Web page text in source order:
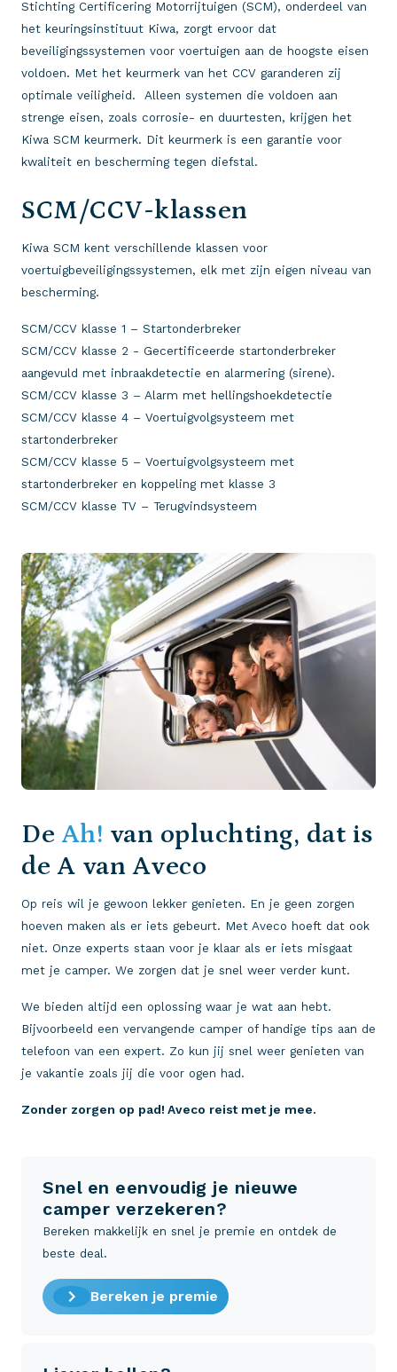
Stichting Certificering Motorrijtuigen (SCM), onderdeel van
het keuringsinstituut Kiwa, zorgt ervoor dat
beveiligingssystemen voor voertuigen aan de hoogste eisen
voldoen. Met het keurmerk van het CCV garanderen zij
optimale veiligheid. Alleen systemen die voldoen aan
strenge eisen, zoals corrosie- en duurtesten, krijgen het
Kiwa SCM keurmerk. Dit keurmerk is een garantie voor
kwaliteit en bescherming tegen diefstal.
SCM/CCV-klassen
Kiwa SCM kent verschillende klassen voor
voertuigbeveiligingssystemen, elk met zijn eigen niveau van
bescherming.
SCM/CCV klasse 1 – Startonderbreker
SCM/CCV klasse 2 - Gecertificeerde startonderbreker
aangevuld met inbraakdetectie en alarmering (sirene).
SCM/CCV klasse 3 – Alarm met hellingshoekdetectie
SCM/CCV klasse 4 – Voertuigvolgsysteem met
startonderbreker
SCM/CCV klasse 5 – Voertuigvolgsysteem met
startonderbreker en koppeling met klasse 3
SCM/CCV klasse TV – Terugvindsysteem
De Ah! van opluchting, dat is
de A van Aveco
Op reis wil je gewoon lekker genieten. En je geen zorgen
hoeven maken als er iets gebeurt. Met Aveco hoeft dat ook
niet. Onze experts staan voor je klaar als er iets misgaat
met je camper. We zorgen dat je snel weer verder kunt.
We bieden altijd een oplossing waar je wat aan hebt.
Bijvoorbeeld een vervangende camper of handige tips aan de
telefoon van een expert. Zo kun jij snel weer genieten van
je vakantie zoals jij die voor ogen had.
Zonder zorgen op pad! Aveco reist met je mee.
Snel en eenvoudig je nieuwe
camper verzekeren?
Bereken makkelijk en snel je premie en ontdek de
beste deal.
Bereken je premie